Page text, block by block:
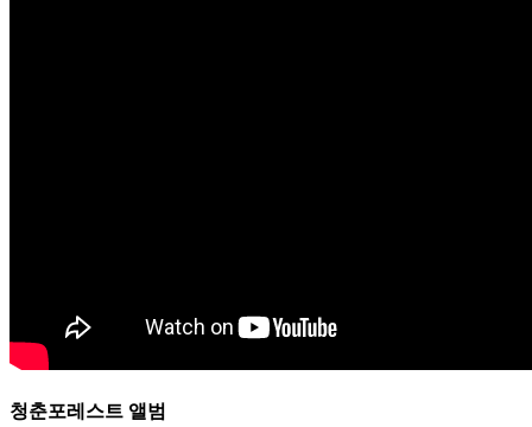
청춘포레스트 앨범